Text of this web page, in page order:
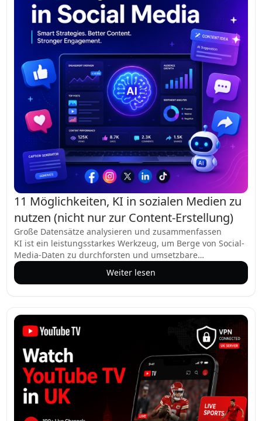
11 Möglichkeiten, KI in sozialen Medien zu
nutzen (nicht nur zur Content-Erstellung)
Große Datensätze analysieren und zusammenfassen
KI ist ein leistungsstarkes Werkzeug, um Berge von Social-
Media-Daten zu durchforsten und umsetzbare
Erkenntnisse zu gewinnen. Anstatt Kommentare, Shares
und Stimmungen manuell über mehrere Plattformen
hervorheben, was Ihrer Zielgruppe am wichtigsten ist. Das
spart Stunden an Fleißarbeit und ermöglicht es Ihnen, sich
auf die Strategie zu konzentrieren.
Weiter lesen